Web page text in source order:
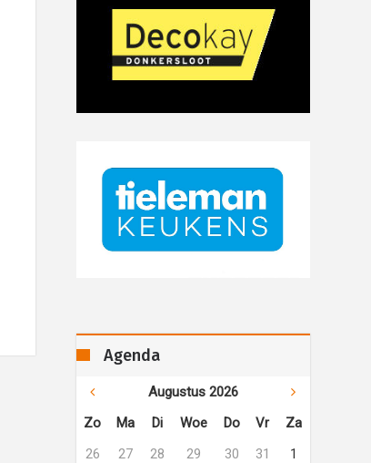
Agenda
Augustus 2026
Zo
Ma Di Woe Do Vr
Za
26
27 28 29 30 31
1